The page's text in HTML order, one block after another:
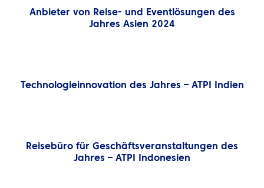
Anbieter von Reise- und Eventlösungen des
Jahres Asien 2024
Technologieinnovation des Jahres – ATPI Indien
Reisebüro für Geschäftsveranstaltungen des
Jahres – ATPI Indonesien